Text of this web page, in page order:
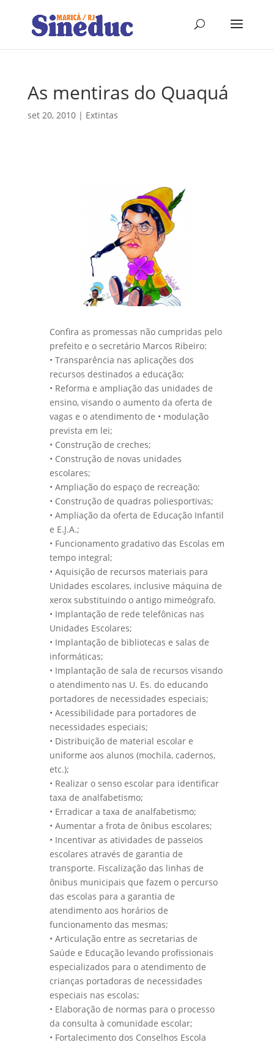
As mentiras do Quaquá
set 20, 2010| Extintas
Confira as promessas não cumpridas pelo
prefeito e o secretário Marcos Ribeiro:
• Transparência nas aplicações dos
recursos destinados a educação;
• Reforma e ampliação das unidades de
ensino, visando o aumento da oferta de
vagas e o atendimento de • modulação
prevista em lei;
• Construção de creches;
• Construção de novas unidades
escolares;
• Ampliação do espaço de recreação;
• Construção de quadras poliesportivas;
• Ampliação da oferta de Educação Infantil
e E.J.A.;
• Funcionamento gradativo das Escolas em
tempo integral;
• Aquisição de recursos materiais para
Unidades escolares, inclusive máquina de
xerox substituindo o antigo mimeógrafo.
• Implantação de rede telefônicas nas
Unidades Escolares;
• Implantação de bibliotecas e salas de
informáticas;
• Implantação de sala de recursos visando
o atendimento nas U. Es. do educando
portadores de necessidades especiais;
• Acessibilidade para portadores de
necessidades especiais;
• Distribuição de material escolar e
uniforme aos alunos (mochila, cadernos,
etc.);
• Realizar o senso escolar para identificar
taxa de analfabetismo;
• Erradicar a taxa de analfabetismo;
• Aumentar a frota de ônibus escolares;
• Incentivar as atividades de passeios
escolares através de garantia de
transporte. Fiscalização das linhas de
ônibus municipais que fazem o percurso
das escolas para a garantia de
atendimento aos horários de
funcionamento das mesmas;
• Articulação entre as secretarias de
Saúde e Educação levando profissionais
especializados para o atendimento de
crianças portadoras de necessidades
especiais nas escolas;
• Elaboração de normas para o processo
da consulta à comunidade escolar;
• Fortalecimento dos Conselhos Escola